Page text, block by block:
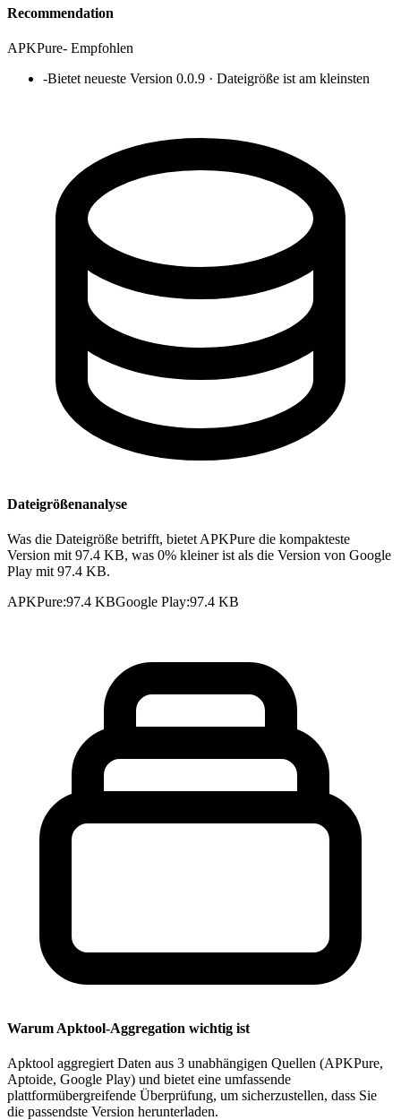
Recommendation
APKPure- Empfohlen
-Bietet neueste Version 0.0.9 · Dateigröße ist am kleinsten
Dateigrößenanalyse
Was die Dateigröße betrifft, bietet APKPure die kompakteste
Version mit 97.4 KB, was 0% kleiner ist als die Version von Google
Play mit 97.4 KB.
APKPure:97.4 KBGoogle Play:97.4 KB
Warum Apktool-Aggregation wichtig ist
Apktool aggregiert Daten aus 3 unabhängigen Quellen (APKPure,
Aptoide, Google Play) und bietet eine umfassende
plattformübergreifende Überprüfung, um sicherzustellen, dass Sie
die passendste Version herunterladen.